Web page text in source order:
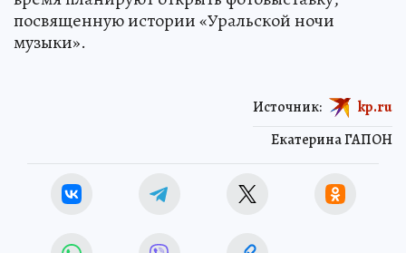
посвященную истории «Уральской ночи
музыки».
Екатерина ГАПОН
Источник: kp.ru